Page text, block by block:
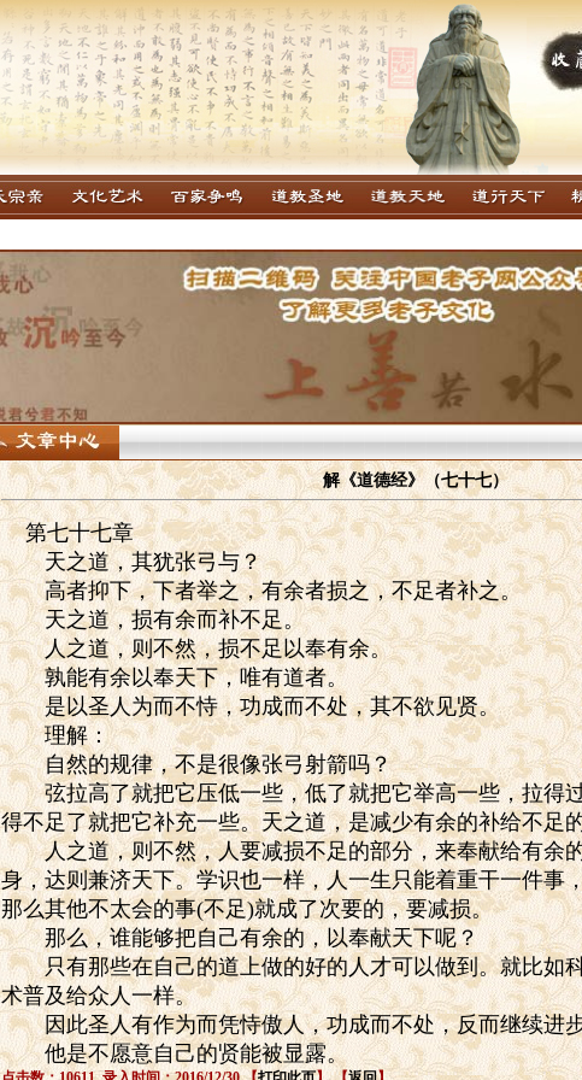
解《道德经》（七十七）
第七十七章
天之道，其犹张弓与？
高者抑下，下者举之，有余者损之，不足者补之。
天之道，损有余而补不足。
人之道，则不然，损不足以奉有余。
孰能有余以奉天下，唯有道者。
是以圣人为而不恃，功成而不处，其不欲见贤。
理解：
自然的规律，不是很像张弓射箭吗？
弦拉高了就把它压低一些，低了就把它举高一些，拉得
得不足了就把它补充一些。天之道，是减少有余的补给不足
人之道，则不然，人要减损不足的部分，来奉献给有余
身，达则兼济天下。学识也一样，人一生只能着重干一件事
那么其他不太会的事(不足)就成了次要的，要减损。
那么，谁能够把自己有余的，以奉献天下呢？
只有那些在自己的道上做的好的人才可以做到。就比如
术普及给众人一样。
因此圣人有作为而凭恃傲人，功成而不处，反而继续进
他是不愿意自己的贤能被显露。